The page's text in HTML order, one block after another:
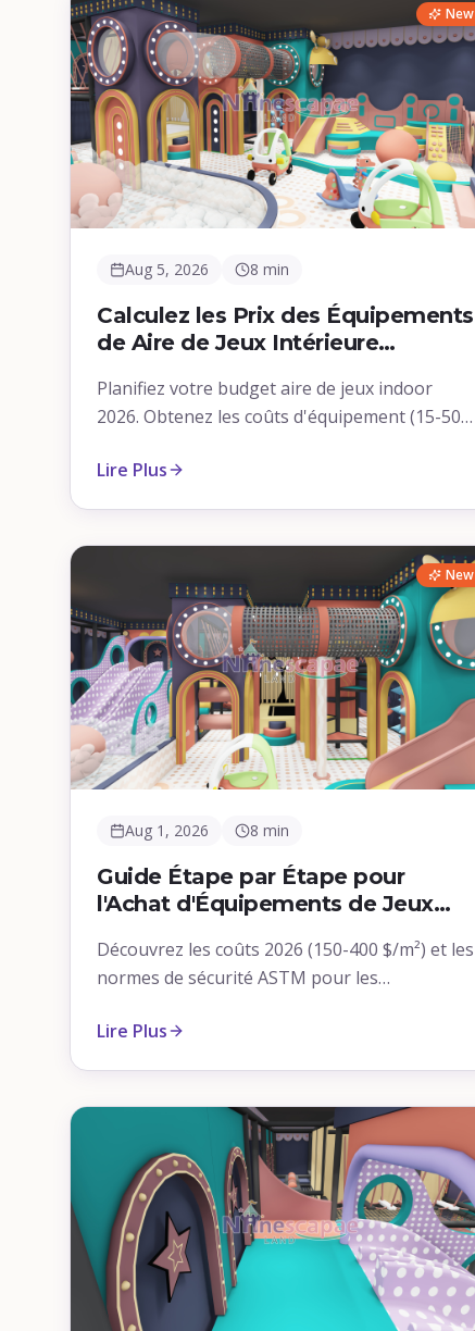
New
Aug 5, 2026 8 min
Calculez les Prix des Équipements
de Aire de Jeux Intérieure
votre ROI
Planifiez votre budget aire de jeux indoor
2026. Obtenez les coûts d'équipement (15-50
achetant directement au fabricant avec
Lire Plus
New
Aug 1, 2026 8 min
Guide Étape par Étape pour
l'Achat d'Équipements de Jeux
Découvrez les coûts 2026 (150-400 $/m²) et les
normes de sécurité ASTM pour les
Voyez comment NinescapeLand propose des
Lire Plus